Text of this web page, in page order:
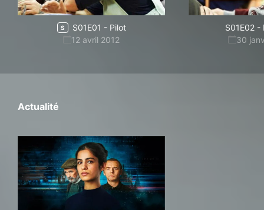
S S01E01 - Pilot
12 avril 2012
S01E02-
30
Actualité